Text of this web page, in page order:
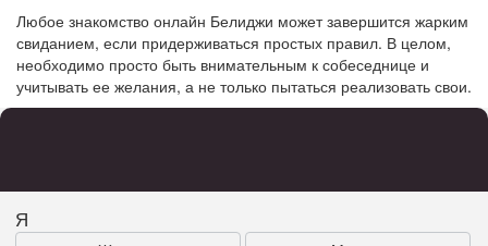
Любое знакомство онлайн Белиджи может завершится жарким
свиданием, если придерживаться простых правил. В целом,
необходимо просто быть внимательным к собеседнице и
учитывать ее желания, а не только пытаться реализовать свои.
Я